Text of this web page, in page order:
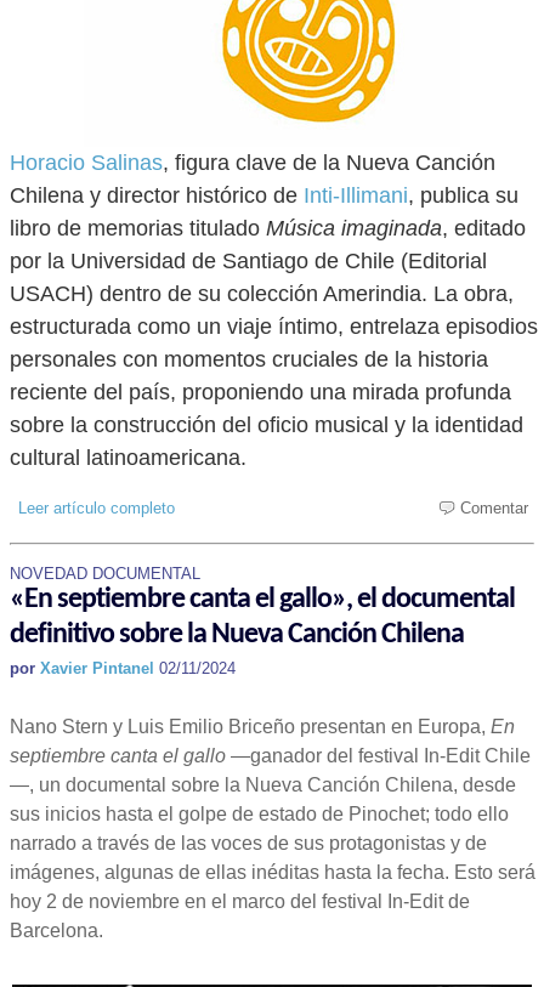
Horacio Salinas, figura clave de la Nueva Canción
Chilena y director histórico de Inti-Illimani, publica su
libro de memorias titulado Música imaginada, editado
por la Universidad de Santiago de Chile (Editorial
USACH) dentro de su colección Amerindia. La obra,
estructurada como un viaje íntimo, entrelaza episodios
personales con momentos cruciales de la historia
reciente del país, proponiendo una mirada profunda
sobre la construcción del oficio musical y la identidad
cultural latinoamericana.
Leer artículo completo Comentar
NOVEDAD DOCUMENTAL
«En septiembre canta el gallo», el documental
definitivo sobre la Nueva Canción Chilena
por Xavier Pintanel 02/11/2024
Nano Stern y Luis Emilio Briceño presentan en Europa, En
septiembre canta el gallo —ganador del festival In-Edit Chile
—, un documental sobre la Nueva Canción Chilena, desde
sus inicios hasta el golpe de estado de Pinochet; todo ello
narrado a través de las voces de sus protagonistas y de
imágenes, algunas de ellas inéditas hasta la fecha. Esto será
hoy 2 de noviembre en el marco del festival In-Edit de
Barcelona.